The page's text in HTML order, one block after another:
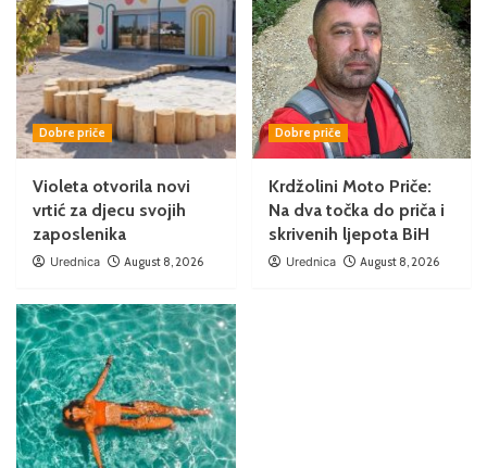
Dobre priče
Violeta otvorila novi
vrtić za djecu svojih
zaposlenika
Urednica August 8, 2026
Dobre priče
Krdžolini Moto Priče:
Na dva točka do priča i
skrivenih ljepota BiH
Urednica August 8, 2026